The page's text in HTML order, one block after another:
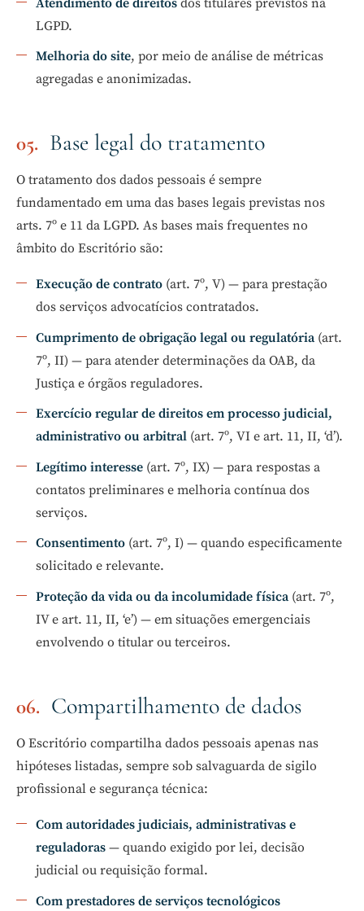
LGPD.
Melhoria do site, por meio de análise de métricas
agregadas e anonimizadas.
Base legal do tratamento
O tratamento dos dados pessoais é sempre
fundamentado em uma das bases legais previstas nos
arts. 7º e 11 da LGPD. As bases mais frequentes no
âmbito do Escritório são:
Execução de contrato (art. 7º, V) — para prestação
dos serviços advocatícios contratados.
Cumprimento de obrigação legal ou regulatória(art.
7º, II) — para atender determinações da OAB, da
Justiça e órgãos reguladores.
Exercício regular de direitos em processo judicial,
administrativo ou arbitral (art. 7º, VI e art. 11, II, ‘d’).
Legítimo interesse (art. 7º, IX) — para respostas a
contatos preliminares e melhoria contínua dos
serviços.
Consentimento (art. 7º, I) — quando especificamente
solicitado e relevante.
Proteção da vida ou da incolumidade física(art. 7º,
IV e art. 11, II, ‘e’) — em situações emergenciais
envolvendo o titular ou terceiros.
Compartilhamento de dados
O Escritório compartilha dados pessoais apenas nas
hipóteses listadas, sempre sob salvaguarda de sigilo
profissional e segurança técnica:
Com autoridades judiciais, administrativas e
reguladoras — quando exigido por lei, decisão
judicial ou requisição formal.
Com prestadores de serviços tecnológicos